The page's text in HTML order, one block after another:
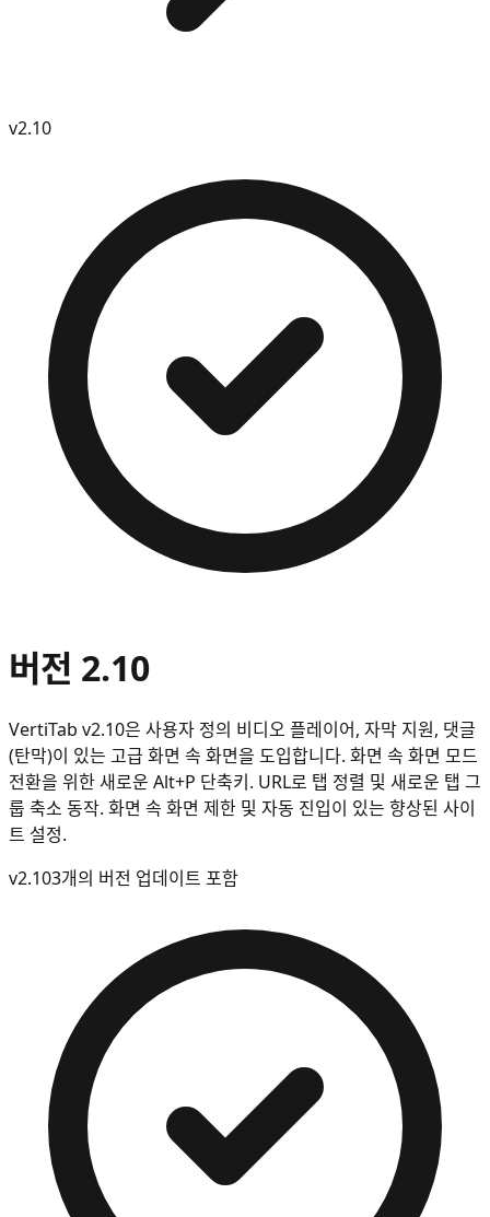
v2.10
버전 2.10
VertiTab v2.10은 사용자 정의 비디오 플레이어, 자막 지원, 댓글
(탄막)이 있는 고급 화면 속 화면을 도입합니다. 화면 속 화면 모드
전환을 위한 새로운 Alt+P 단축키. URL로 탭 정렬 및 새로운 탭 그
룹 축소 동작. 화면 속 화면 제한 및 자동 진입이 있는 향상된 사이
트 설정.
v2.103개의 버전 업데이트 포함